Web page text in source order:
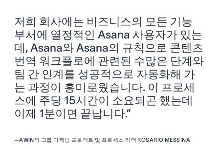
저희 회사에는 비즈니스의 모든 기능
부서에 열정적인 Asana 사용자가 있는
데, Asana와 Asana의 규칙으로 콘텐츠
번역 워크플로에 관련된 수많은 단계와
팀 간 인계를 성공적으로 자동화해 가
는 과정이 흥미로웠습니다. 이 프로세
스에 주당 15시간이 소요되곤 했는데
이제 1분이면 끝납니다.”
—AWIN의 그룹 마케팅 프로젝트 및 프로세스 리더 ROSARIO MESSINA